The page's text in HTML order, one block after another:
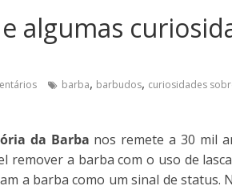
algumas
barba, barbudos, curiosidades
da Barba nos remete a 30 mil
remover a barba com o uso de
a barba como um sinal de status.